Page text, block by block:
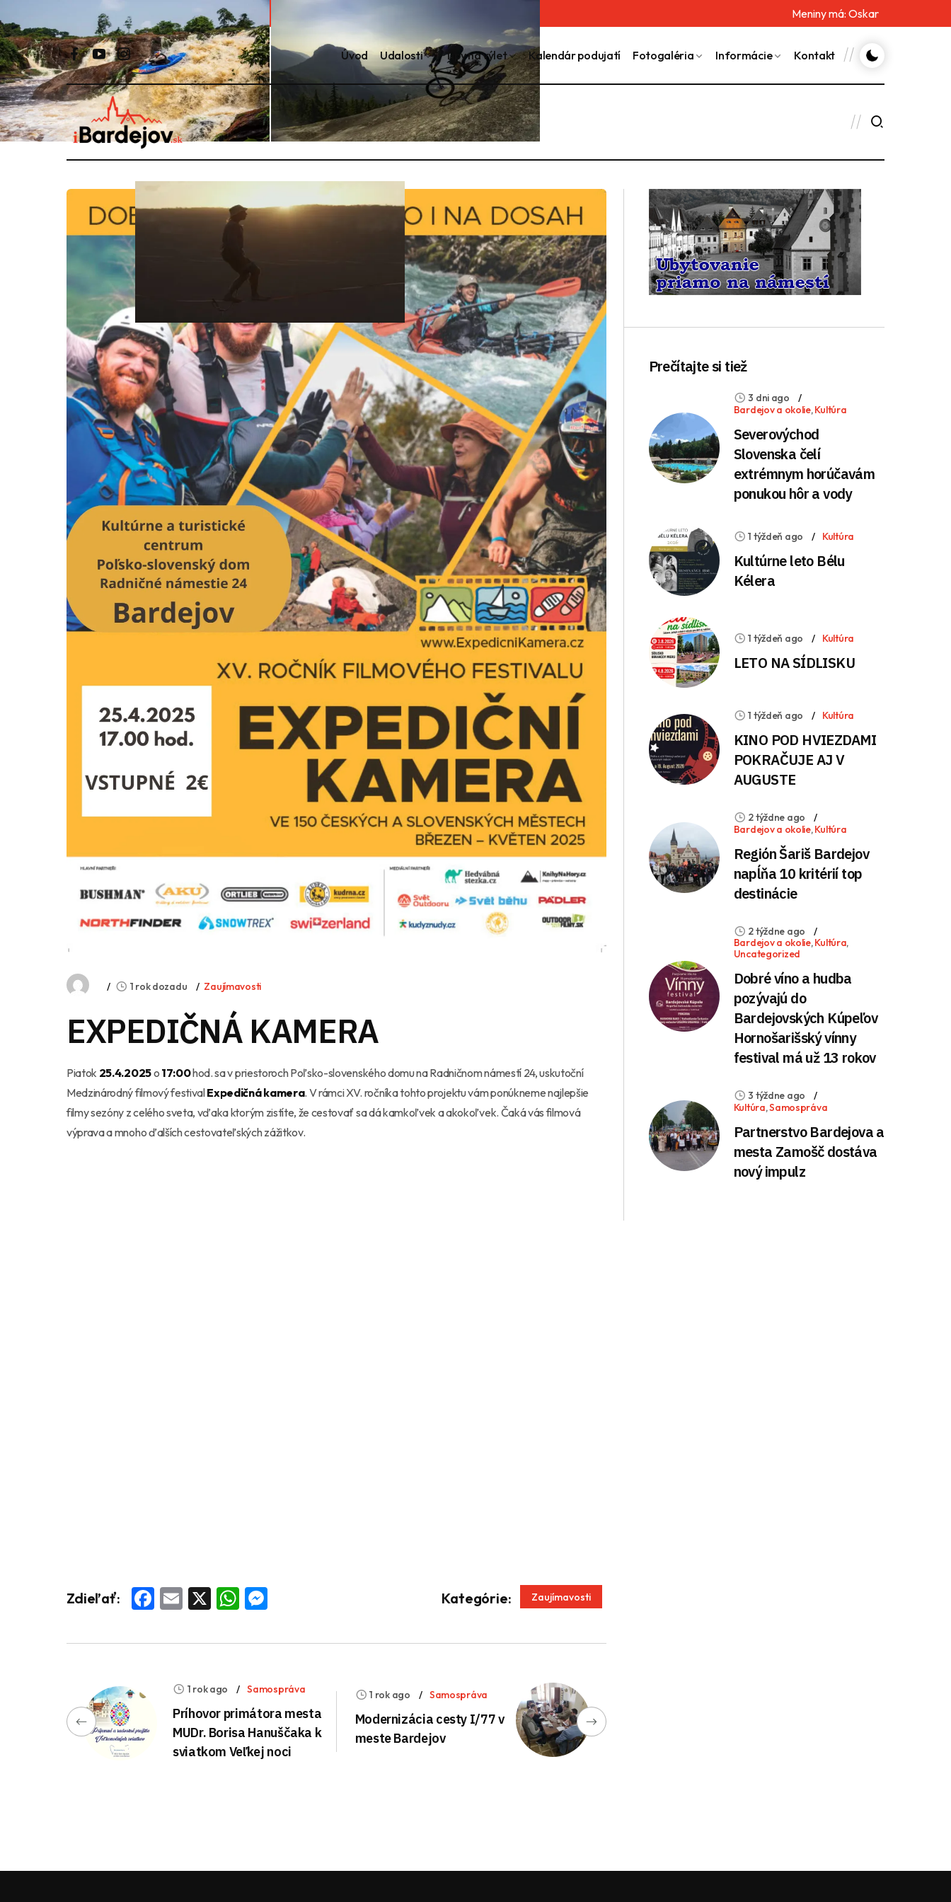
Sobota 8. augusta 2026 Meniny má: Oskar
Úvod Udalosti Tipy na výlet Kalendár podujatí Fotogaléria Informácie Kontakt
1 rok dozadu Zaujímavosti
EXPEDIČNÁ KAMERA
Piatok 25.4.2025o 17:00hod. sa v priestoroch Poľsko-slovenského domu na Radničnom námestí 24, uskutoční
Medzinárodný filmový festivalExpedičná kamera. V rámci XV. ročníka tohto projektu vám ponúkneme najlepšie
filmy sezóny z celého sveta, vďaka ktorým zistíte, že cestovať sa dá kamkoľvek a akokoľvek. Čaká vás filmová
výprava a mnoho ďalších cestovateľských zážitkov.
Zdieľať: Facebook
Email
X WhatsApp
Messenger Kategórie: Zaujímavosti
1 rok ago Samospráva
Príhovor primátora mesta
MUDr. Borisa Hanuščaka k
sviatkom Veľkej noci
1 rok ago Samospráva
Modernizácia cesty I/77 v
meste Bardejov
Prečítajte si tiež
3 dni ago
Bardejov a okolie,Kultúra
Severovýchod
Slovenska čelí
extrémnym horúčavám
ponukou hôr a vody
1 týždeň ago Kultúra
Kultúrne leto Bélu
Kélera
1 týždeň ago Kultúra
LETO NA SÍDLISKU
1 týždeň ago Kultúra
KINO POD HVIEZDAMI
POKRAČUJE AJ V
AUGUSTE
2 týždne ago
Bardejov a okolie,Kultúra
Región Šariš Bardejov
napĺňa 10 kritérií top
destinácie
2 týždne ago
Bardejov a okolie,Kultúra,
Uncategorized
Dobré víno a hudba
pozývajú do
Bardejovských Kúpeľov
Hornošarišský vínny
festival má už 13 rokov
3 týždne ago
Kultúra,Samospráva
Partnerstvo Bardejova a
mesta Zamošč dostáva
nový impulz